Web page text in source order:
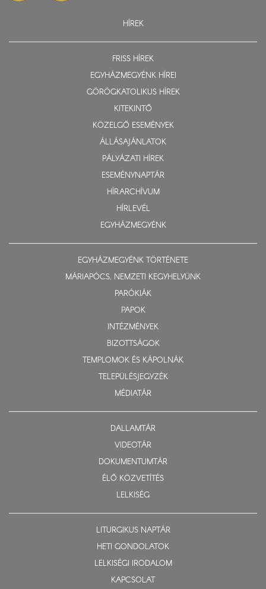
HÍREK
FRISS HÍREK
EGYHÁZMEGYÉNK HÍREI
GÖRÖGKATOLIKUS HÍREK
KITEKINTŐ
KÖZELGŐ ESEMÉNYEK
ÁLLÁSAJÁNLATOK
PÁLYÁZATI HÍREK
ESEMÉNYNAPTÁR
HÍRARCHÍVUM
HÍRLEVÉL
EGYHÁZMEGYÉNK
EGYHÁZMEGYÉNK TÖRTÉNETE
MÁRIAPÓCS, NEMZETI KEGYHELYÜNK
PARÓKIÁK
PAPOK
INTÉZMÉNYEK
BIZOTTSÁGOK
TEMPLOMOK ÉS KÁPOLNÁK
TELEPÜLÉSJEGYZÉK
MÉDIATÁR
DALLAMTÁR
VIDEOTÁR
DOKUMENTUMTÁR
ÉLŐ KÖZVETÍTÉS
LELKISÉG
LITURGIKUS NAPTÁR
HETI GONDOLATOK
LELKISÉGI IRODALOM
KAPCSOLAT